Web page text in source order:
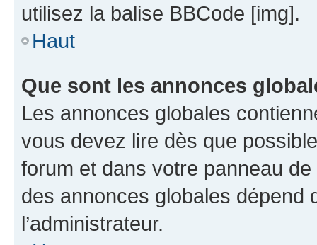
utilisez la balise BBCode [img].
Haut
Que sont les annonces
Les annonces globales
vous devez lire dès que
forum et dans votre panneau
des annonces globales dépend
l’administrateur.